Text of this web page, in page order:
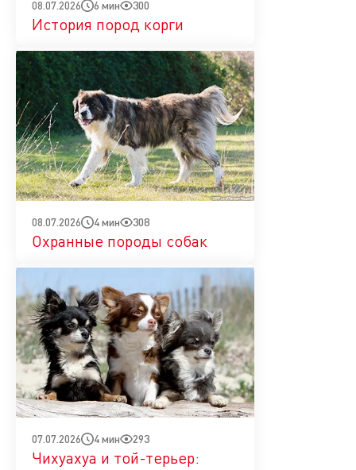
08.07.2026 6 мин 300
История пород корги
08.07.2026 4 мин 308
Охранные породы собак
07.07.2026 4 мин 293
Чихуахуа и той-терьер: